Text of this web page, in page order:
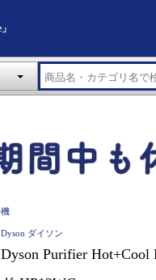
Dyson ダイソン
Dyson Purifier